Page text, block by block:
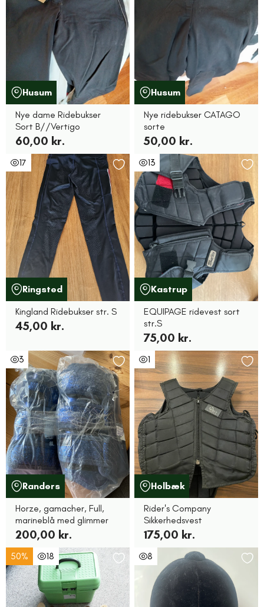
Husum
Nye dame Ridebukser
Sort B//Vertigo
60,00 kr.
Husum
Nye ridebukser CATAGO
sorte
50,00 kr.
17
Ringsted
Kingland Ridebukser str. S
45,00 kr.
13
Kastrup
EQUIPAGE ridevest sort
str.S
75,00 kr.
3
Randers
Horze, gamacher, Full,
marineblå med glimmer
200,00 kr.
1
Holbæk
Rider's Company
Sikkerhedsvest
175,00 kr.
50% 18 8